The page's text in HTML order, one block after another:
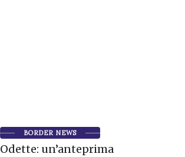
BORDER NEWS
Odette: un’anteprima